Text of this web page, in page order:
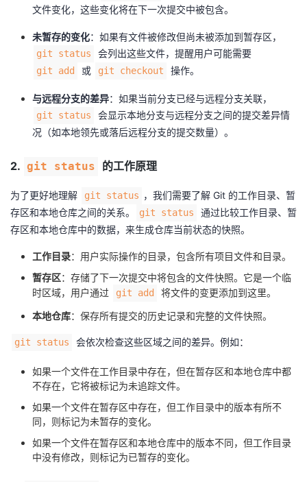
播
活
的
堂
我
的
课
程
我
的
认
证
我
的
实
验
我
的
收
藏
Programs
我
技
术
支
持
的
云
声
建
议
文件变化，这些变化将在下一次提交中被包含。
未暂存的变化：如果有文件被修改但尚未被添加到暂存区，
git status 会列出这些文件，提醒用户可能需要
git add 或 git checkout 操作。
与远程分支的差异：如果当前分支已经与远程分支关联，
git status
会显示本地分支与远程分支之间的提交差异情
况（如本地领先或落后远程分支的提交数量）。
2. git status 的工作原理
为了更好地理解 git status ，我们需要了解 Git 的工作目录、暂
存区和本地仓库之间的关系。
git status
通过比较工作目录、暂
存区和本地仓库中的数据，来生成仓库当前状态的快照。
工作目录：用户实际操作的目录，包含所有项目文件和目录。
暂存区：存储了下一次提交中将包含的文件快照。它是一个临
时区域，用户通过
git add
将文件的变更添加到这里。
本地仓库：保存所有提交的历史记录和完整的文件快照。
git status 会依次检查这些区域之间的差异。例如：
如果一个文件在工作目录中存在，但在暂存区和本地仓库中都
不存在，它将被标记为未追踪文件。
如果一个文件在暂存区中存在，但工作目录中的版本有所不
同，则标记为未暂存的变化。
如果一个文件在暂存区和本地仓库中的版本不同，但工作目录
中没有修改，则标记为已暂存的变化。